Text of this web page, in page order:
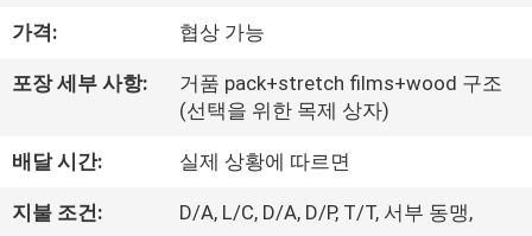
소
개
공
장
가격: 협상 가능
포장 세부 사항:
거품 pack+stretch films+wood 구조
(선택을 위한 목제 상자)
배달 시간: 실제 상황에 따르면
지불 조건: D/A, L/C, D/A, D/P, T/T, 서부 동맹,